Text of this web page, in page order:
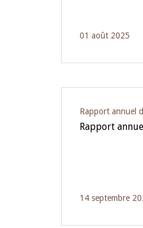
01 août 2025
Rapport annuel
Rapport
14 septembre